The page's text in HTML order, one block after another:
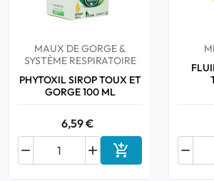
MAUX DE GORGE &
SYSTÈME RESPIRATOIRE
PHYTOXIL SIROP TOUX ET
GORGE 100 ML
6,59 €

 Ajouter au panier
